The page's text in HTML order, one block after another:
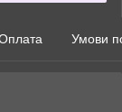
Умови